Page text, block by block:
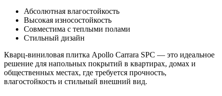
Абсолютная влагостойкость
Высокая износостойкость
Совместима с теплыми полами
Стильный дизайн
Кварц-виниловая плитка Apollo Carrara SPC — это идеальное
решение для напольных покрытий в квартирах, домах и
общественных местах, где требуется прочность,
влагостойкость и стильный внешний вид.